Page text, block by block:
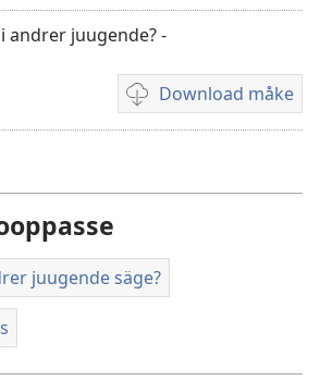
andrer juugende? -
Download måke
Wosoo
wilst
in
dijn
andrer?
juugende säge?